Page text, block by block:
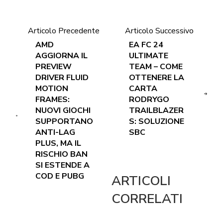
Articolo Precedente
AMD
AGGIORNA IL
PREVIEW
DRIVER FLUID
MOTION
FRAMES:
NUOVI GIOCHI
SUPPORTANO
ANTI-LAG
PLUS, MA IL
RISCHIO BAN
SI ESTENDE A
COD E PUBG
Articolo Successivo
EA FC 24
ULTIMATE
TEAM – COME
OTTENERE LA
CARTA
RODRYGO
TRAILBLAZER
S: SOLUZIONE
SBC
ARTICOLI
CORRELATI